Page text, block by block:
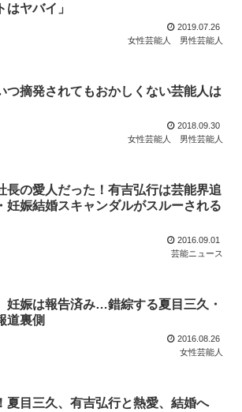
ヤバイ」
2019.07.26
女性芸能人
男性芸能人
つ摘発されてもおかしくない芸能人は
2018.09.30
女性芸能人
男性芸能人
長の愛人だった！有吉弘行は芸能界追
妊娠結婚スキャンダルがスルーされる
2016.09.01
芸能ニュース
妊娠は報告済み…錯綜する夏目三久・
道裏側
2016.08.26
女性芸能人
夏目三久、有吉弘行と熱愛、結婚へ